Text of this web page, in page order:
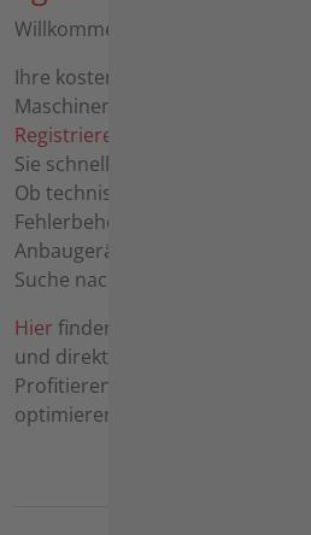
Willkommen im agria-Forum!
Ihre kostenfreie Plattform für
Maschinen.
Registrieren
Sie schnellen Support von
Ob technische Fragen zur
Fehlerbehebung, der Verkauf
Anbaugeräte, Zubehör und
Suche nach passenden
Hier finden Sie wertvolle Tipps,
und direkte Kontakte zu
Profitieren Sie von unserem
optimieren Sie den Einsatz Ihrer